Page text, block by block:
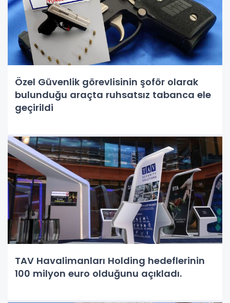
Özel Güvenlik görevlisinin şoför olarak
bulunduğu araçta ruhsatsız tabanca ele
geçirildi
TAV Havalimanları Holding hedeflerinin
100 milyon euro olduğunu açıkladı.